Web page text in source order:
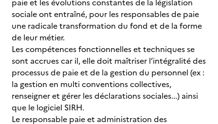
paie et les évolutions constantes de la législation
sociale ont entraîné, pour les responsables de paie
une radicale transformation du fond et de la forme
de leur métier.
Les compétences fonctionnelles et techniques se
sont accrues car il, elle doit maîtriser l’intégralité des
processus de paie et de la gestion du personnel (ex :
la gestion en multi conventions collectives,
renseigner et gérer les déclarations sociales...) ainsi
que le logiciel SIRH.
Le responsable paie et administration des